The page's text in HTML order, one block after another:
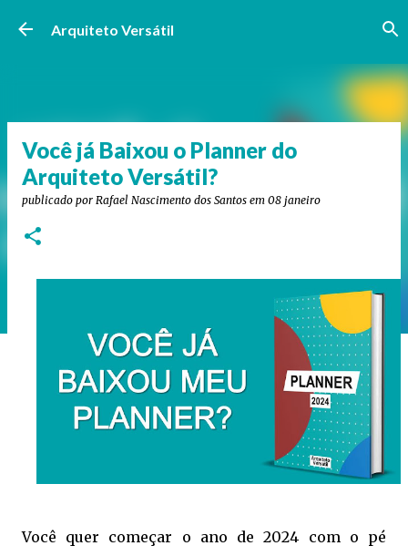
Pular para o conteúdo principal
Arquiteto Versátil
Você já Baixou o Planner do
Arquiteto Versátil?
publicado por Rafael Nascimento dos Santos em 08 janeiro
Você quer começar o ano de 2024 com o pé